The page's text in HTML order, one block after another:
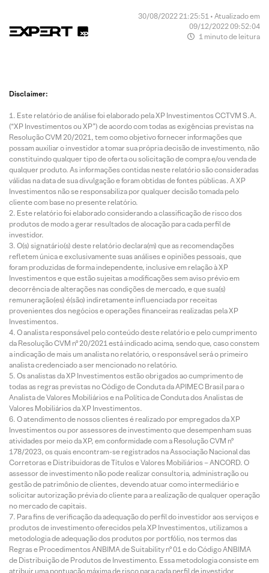
30/08/2022 21:25:51 • Atualizado em
09/12/2022 09:52:04
1 minuto de leitura
Disclaimer:
Este relatório de análise foi elaborado pela XP Investimentos CCTVM S.A.
(“XP Investimentos ou XP”) de acordo com todas as exigências previstas na
Resolução CVM 20/2021, tem como objetivo fornecer informações que
possam auxiliar o investidor a tomar sua própria decisão de investimento, não
constituindo qualquer tipo de oferta ou solicitação de compra e/ou venda de
qualquer produto. As informações contidas neste relatório são consideradas
válidas na data de sua divulgação e foram obtidas de fontes públicas. A XP
Investimentos não se responsabiliza por qualquer decisão tomada pelo
cliente com base no presente relatório.
Este relatório foi elaborado considerando a classificação de risco dos
produtos de modo a gerar resultados de alocação para cada perfil de
investidor.
O(s) signatário(s) deste relatório declara(m) que as recomendações
refletem única e exclusivamente suas análises e opiniões pessoais, que
foram produzidas de forma independente, inclusive em relação à XP
Investimentos e que estão sujeitas a modificações sem aviso prévio em
decorrência de alterações nas condições de mercado, e que sua(s)
remuneração(es) é(são) indiretamente influenciada por receitas
provenientes dos negócios e operações financeiras realizadas pela XP
Investimentos.
O analista responsável pelo conteúdo deste relatório e pelo cumprimento
da Resolução CVM nº 20/2021 está indicado acima, sendo que, caso constem
a indicação de mais um analista no relatório, o responsável será o primeiro
analista credenciado a ser mencionado no relatório.
Os analistas da XP Investimentos estão obrigados ao cumprimento de
todas as regras previstas no Código de Conduta da APIMEC Brasil para o
Analista de Valores Mobiliários e na Política de Conduta dos Analistas de
Valores Mobiliários da XP Investimentos.
O atendimento de nossos clientes é realizado por empregados da XP
Investimentos ou por assessores de investimento que desempenham suas
atividades por meio da XP, em conformidade com a Resolução CVM nº
178/2023, os quais encontram-se registrados na Associação Nacional das
Corretoras e Distribuidoras de Títulos e Valores Mobiliários – ANCORD. O
assessor de investimento não pode realizar consultoria, administração ou
gestão de patrimônio de clientes, devendo atuar como intermediário e
solicitar autorização prévia do cliente para a realização de qualquer operação
no mercado de capitais.
Para fins de verificação da adequação do perfil do investidor aos serviços e
produtos de investimento oferecidos pela XP Investimentos, utilizamos a
metodologia de adequação dos produtos por portfólio, nos termos das
Regras e Procedimentos ANBIMA de Suitability nº 01 e do Código ANBIMA
de Distribuição de Produtos de Investimento. Essa metodologia consiste em
atribuir uma pontuação máxima de risco para cada perfil de investidor